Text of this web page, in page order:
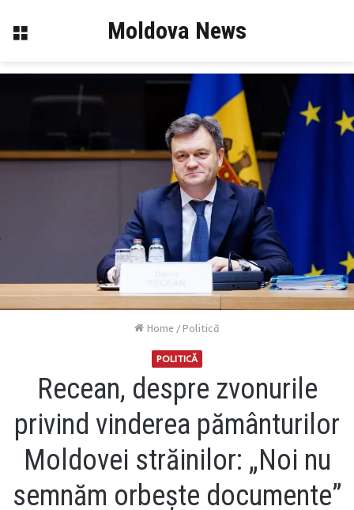
Menu Moldova News
Home /Politică
POLITICĂ
Recean, despre zvonurile
privind vinderea pământurilor
Moldovei străinilor: „Noi nu
semnăm orbește documente”